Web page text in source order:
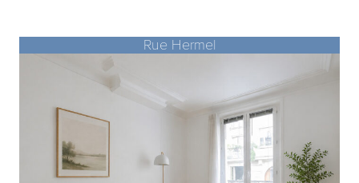
Rue Hermel